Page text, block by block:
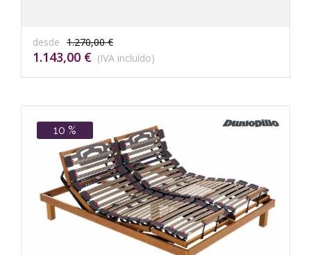
desde 1.270,00 €
1.143,00 € (IVA incluído)
10 %